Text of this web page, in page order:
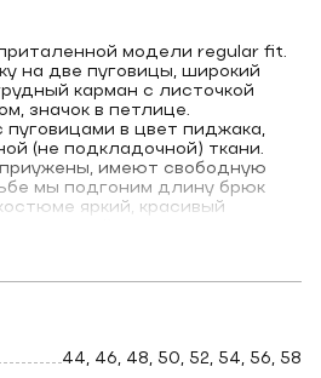
модели regular fit.
на две пуговицы, широкий
карман с листочкой
значок в петлице.
в цвет пиджака,
(не подкладочной) ткани.
имеют свободную
мы подгоним длину брюк
яркий, красивый
ткани высокого качества в
внешний вид и
светло-зеленого (мятного)
выпускной вечер, день
44, 46, 48, 50, 52, 54, 56, 58